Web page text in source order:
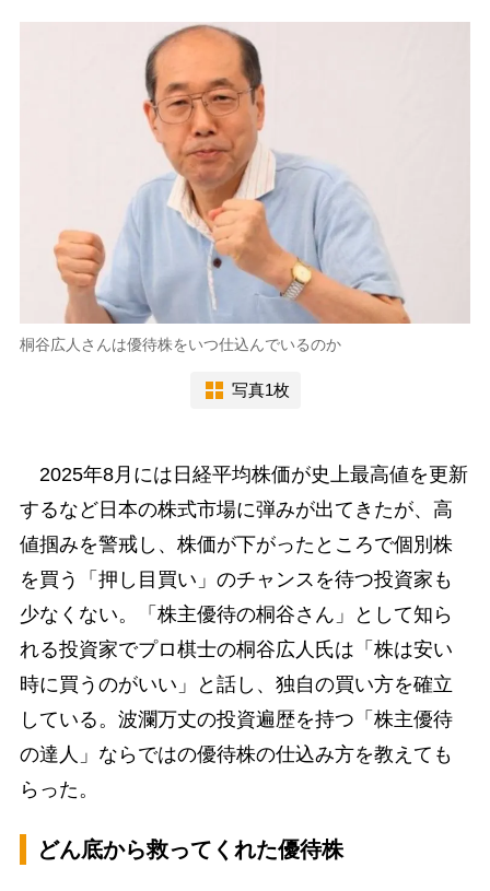
桐谷広人さんは優待株をいつ仕込んでいるのか
写真1枚
2025年8月には日経平均株価が史上最高値を更新
するなど日本の株式市場に弾みが出てきたが、高
値掴みを警戒し、株価が下がったところで個別株
を買う「押し目買い」のチャンスを待つ投資家も
少なくない。「株主優待の桐谷さん」として知ら
れる投資家でプロ棋士の桐谷広人氏は「株は安い
時に買うのがいい」と話し、独自の買い方を確立
している。波瀾万丈の投資遍歴を持つ「株主優待
の達人」ならではの優待株の仕込み方を教えても
らった。
どん底から救ってくれた優待株